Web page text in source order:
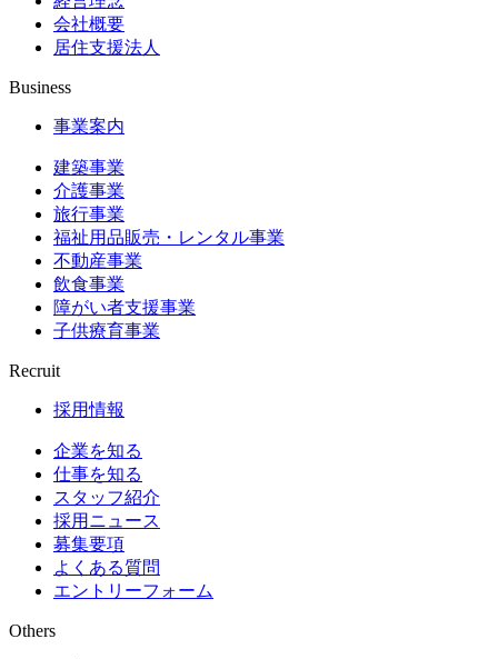
会社概要
居住支援法人
Business
事業案内
建築事業
介護事業
旅行事業
福祉用品販売・レンタル事業
不動産事業
飲食事業
障がい者支援事業
子供療育事業
Recruit
採用情報
企業を知る
仕事を知る
スタッフ紹介
採用ニュース
募集要項
よくある質問
エントリーフォーム
Others